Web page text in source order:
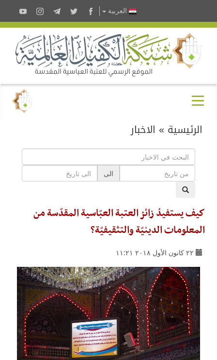
العربية
الرئيسية » الاخبار
الى
كيف يستفيدُ زائرُ العتبة العبّاسية المقدّسة من
المعلومات الدينيّة والتثقيفيّة؟
٢٢ كانون الأول ٢٠١٨ ١١:٢١